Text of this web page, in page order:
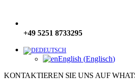
+49 5251 8733295
DEUTSCH
English (Englisch)
KONTAKTIEREN SIE UNS AUF